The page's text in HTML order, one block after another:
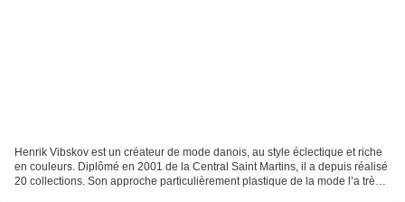
Henrik Vibskov est un créateur de mode danois, au style éclectique et riche
en couleurs. Diplômé en 2001 de la Central Saint Martins, il a depuis réalisé
20 collections. Son approche particulièrement plastique de la mode l’a très